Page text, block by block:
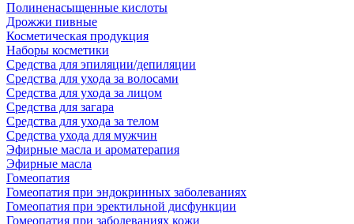
Полиненасыщенные кислоты
Дрожжи пивные
Косметическая продукция
Наборы косметики
Средства для эпиляции/депиляции
Средства для ухода за волосами
Средства для ухода за лицом
Средства для загара
Средства для ухода за телом
Средства ухода для мужчин
Эфирные масла и ароматерапия
Эфирные масла
Гомеопатия
Гомеопатия при эндокринных заболеваниях
Гомеопатия при эректильной дисфункции
Гомеопатия при заболеваниях кожи